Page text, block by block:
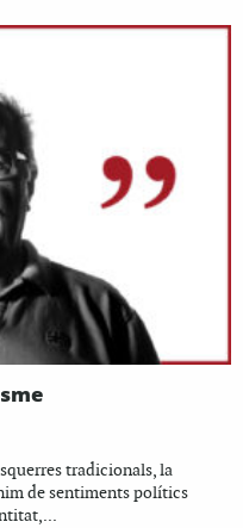
tradicionals, la
de sentiments polítics